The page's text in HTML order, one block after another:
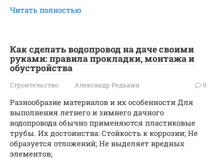
Читать полностью
Как сделать водопровод на даче своими
руками: правила прокладки, монтажа и
обустройства
Строительство Александр Редькин 0
Разнообразие материалов и их особенности Для
выполнения летнего и зимнего дачного
водопровода обычно применяются пластиковые
трубы. Их достоинства: Стойкость к коррозии; Не
образуется отложений; Не выделяет вредных
элементов;